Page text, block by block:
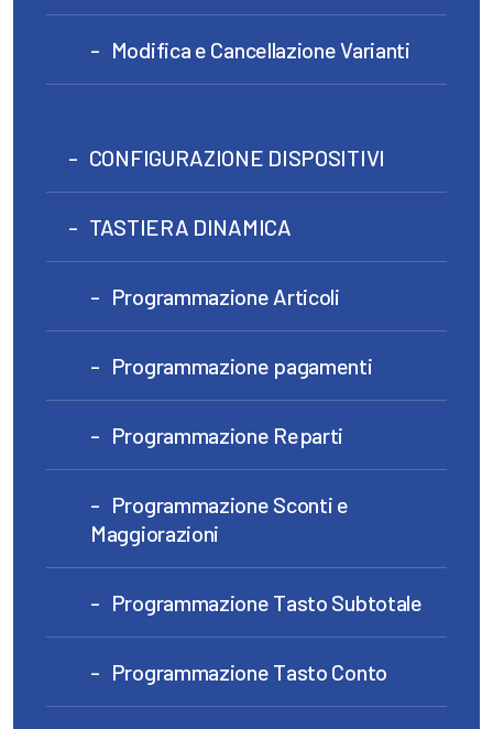
Modifica e Cancellazione Varianti
CONFIGURAZIONE DISPOSITIVI
TASTIERA DINAMICA
Programmazione Articoli
Programmazione pagamenti
Programmazione Reparti
Programmazione Sconti e
Maggiorazioni
Programmazione Tasto Subtotale
Programmazione Tasto Conto